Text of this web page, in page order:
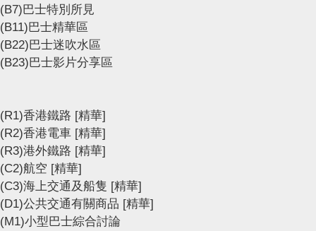
(B7)巴士特別所見
(B11)巴士精華區
(B22)巴士迷吹水區
(B23)巴士影片分享區
(R1)香港鐵路 [精華]
(R2)香港電車 [精華]
(R3)港外鐵路 [精華]
(C2)航空 [精華]
(C3)海上交通及船隻 [精華]
(D1)公共交通有關商品 [精華]
(M1)小型巴士綜合討論